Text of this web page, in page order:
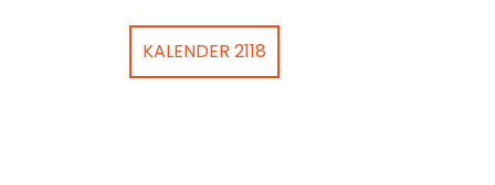
KALENDER 2118